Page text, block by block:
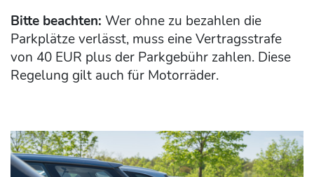
Bitte beachten: Wer ohne zu bezahlen die
Parkplätze verlässt, muss eine Vertragsstrafe
von 40 EUR plus der Parkgebühr zahlen. Diese
Regelung gilt auch für Motorräder.